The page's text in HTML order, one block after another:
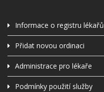
Informace o registru lékařů
Přidat novou ordinaci
Administrace pro lékaře
Podmínky použití služby